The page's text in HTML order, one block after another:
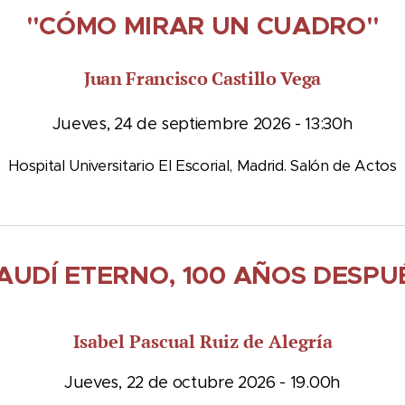
"CÓMO MIRAR UN CUADRO"
Juan Francisco Castillo Vega
Jueves, 24 de septiembre 2026 - 13:30h
Hospital Universitario El Escorial, Madrid. Salón de Actos
ETERNO, 100 AÑOS
Isabel Pascual Ruiz de Alegría
Jueves, 22 de octubre 2026 - 19.00h